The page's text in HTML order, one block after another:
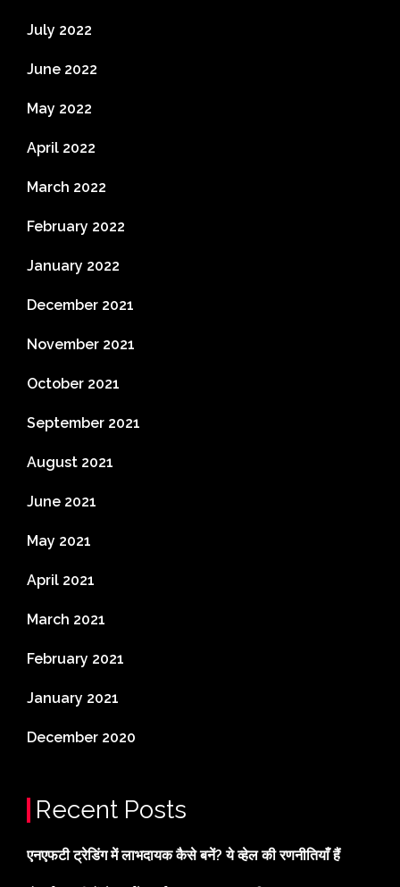
July 2022
June 2022
May 2022
April 2022
March 2022
February 2022
January 2022
December 2021
November 2021
October 2021
September 2021
August 2021
June 2021
May 2021
April 2021
March 2021
February 2021
January 2021
December 2020
Recent Posts
एनएफटी ट्रेडिंग में लाभदायक कैसे बनें? ये व्हेल की रणनीतियाँ हैं